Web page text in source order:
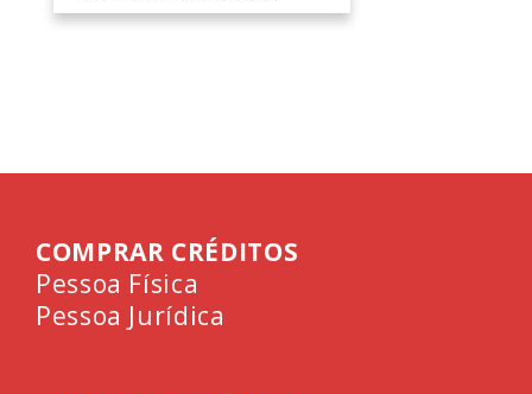
COMPRAR CRÉDITOS
Pessoa Física
Pessoa Jurídica